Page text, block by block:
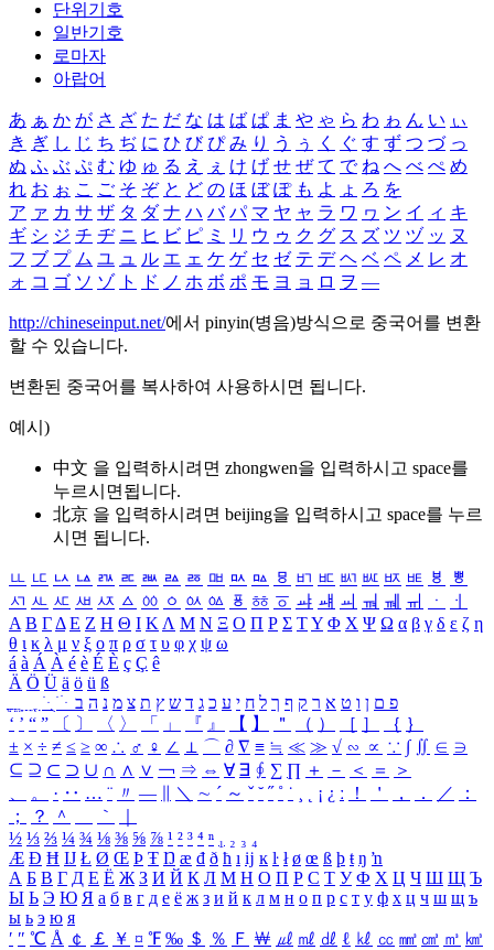
단위기호
일반기호
로마자
아랍어
あ ぁ か が さ ざ た だ な は ば ぱ ま や ゃ ら わ ゎ ん い ぃ
き ぎ し じ ち ぢ に ひ び ぴ み り う ぅ く ぐ す ず つ づ っ
ぬ ふ ぶ ぷ む ゆ ゅ る え ぇ け げ せ ぜ て で ね へ べ ぺ め
れ お ぉ こ ご そ ぞ と ど の ほ ぼ ぽ も よ ょ ろ を
ア ァ カ サ ザ タ ダ ナ ハ バ パ マ ヤ ャ ラ ワ ヮ ン イ ィ キ
ギ シ ジ チ ヂ ニ ヒ ビ ピ ミ リ ウ ゥ ク グ ス ズ ツ ヅ ッ ヌ
フ ブ プ ム ユ ュ ル エ ェ ケ ゲ セ ゼ テ デ ヘ ベ ペ メ レ オ
ォ コ ゴ ソ ゾ ト ド ノ ホ ボ ポ モ ヨ ョ ロ ヲ ―
http://chineseinput.net/에서 pinyin(병음)방식으로 중국어를 변환
할 수 있습니다.
변환된 중국어를 복사하여 사용하시면 됩니다.
예시)
中文 을 입력하시려면 zhongwen을 입력하시고 space를
누르시면됩니다.
北京 을 입력하시려면 beijing을 입력하시고 space를 누르
시면 됩니다.
ㅥ ㅦ ㅧ ㅨ ㅩ ㅪ ㅫ ㅬ ㅭ ㅮ ㅯ ㅰ ㅱ ㅲ ㅳ ㅴ ㅵ ㅶ ㅷ ㅸ
ㅹ
ㅺ ㅻ ㅼ ㅽ ㅾ ㅿ ㆀ ㆁ ㆂ ㆃ ㆄ ㆅ ㆆ ㆇ ㆈ ㆉ ㆊ ㆋ ㆌ ㆍ
ㆎ
Α Β ΓΔ Ε Ζ Η Θ Ι ΚΛ Μ Ν Ξ Ο Π Ρ Σ ΤΥ Φ Χ Ψ Ω α β γ δ ε ζ η
θ ι κ λ μ ν ξ ο π ρ σ τ υ φ χ ψ ω
á à Á À é è É È ç Ç ê
Ä Ö Ü ä ö ü ß
ִֶֹ ֻּ ׁׂ פ ם ן ו ט א ר ק ף ך ל ח י ע כ ג ד ש ץ ת צ מ נ ה ב
‘ ’ “ ” 〔 〕 〈 〉 「 」 『 』 【 】 ＂ （ ） ［ ］ ｛ ｝
± × ÷ ≠ ≤ ≥ ∞ ∴ ♂ ♀ ∠ ⊥ ⌒ ∂ ∇ ≡ ≒ ≪ ≫ √ ∽ ∝ ∵ ∫ ∬ ∈ ∋
⊆ ⊇ ⊂ ⊃ ∪ ∩ ∧ ∨ ￢ ⇒ ⇔ ∀ ∃ ∮ ∑ ∏ ＋ － ＜ ＝
＞
、
。 · ‥ … ¨ 〃 ― ＼ ∼ ´ ～ ˇ ˘ ˝ ˚ ˙ ¸ ¡ ¿ ː ！ ＇ ， ． ／
：
；
？ ＾ ｀
½ ⅓ ⅔ ¼ ¾ ⅛ ⅜ ⅝ ⅞ ¹ ² ³ ⁴ ⁿ ₁ ₂ ₃ ₄
Æ Ð Ħ Ĳ Ł Ø Œ Þ Ŧ Ŋ æ đ ð ħ ı ĳ ĸ ŀ ł ø œ ß þ ŧ ŋ ŉ
А Б В Г Д Е Ё Ж З И Й К Л М Н О П Р С Т У Ф Х Ц Ч Ш Щ Ъ
Ы Ь Э Ю Я а б в г д е ё ж з и й к л м н о п р с т у ф х ц ч ш щ ъ
ы ь э ю я
′ ″ ℃ Å ￠ ￡ ￥ ¤ ℉ ‰ ＄ ％ Ｆ ￦ ㎕ ㎖ ㎗ ℓ ㎘ ㏄ ㎣ ㎤ ㎥ ㎦